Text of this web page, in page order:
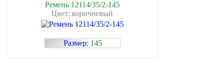
Ремень 12114/35/2-145
Цвет: коричневый
Размер: 145